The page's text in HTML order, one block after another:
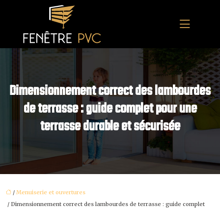
Dimensionnement correct des lambourdes
de terrasse : guide complet pour une
terrasse durable et sécurisée
/ Menuiserie et ouvertures
/ Dimensionnement correct des lambourdes de terrasse : guide complet